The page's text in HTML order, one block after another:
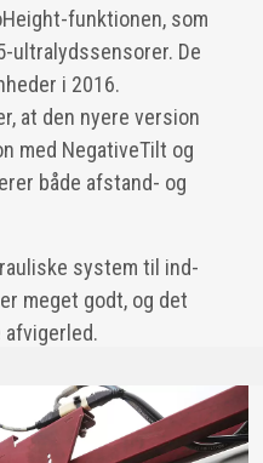
funktionen, som
ultralydssensorer. De
i 2016.
at den nyere version
med NegativeTilt og
både afstand- og
system til ind-
meget godt, og det